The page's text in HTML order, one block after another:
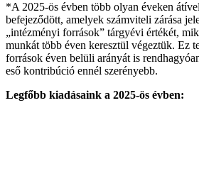
*A 2025-ös évben több olyan éveken
befejeződött, amelyek számviteli zárása
„intézményi források” tárgyévi értékét,
munkát több éven keresztül végeztük. Ez
források éven belüli arányát is
eső kontribúció ennél szerényebb.
Legfőbb kiadásaink a 2025-ös évben: